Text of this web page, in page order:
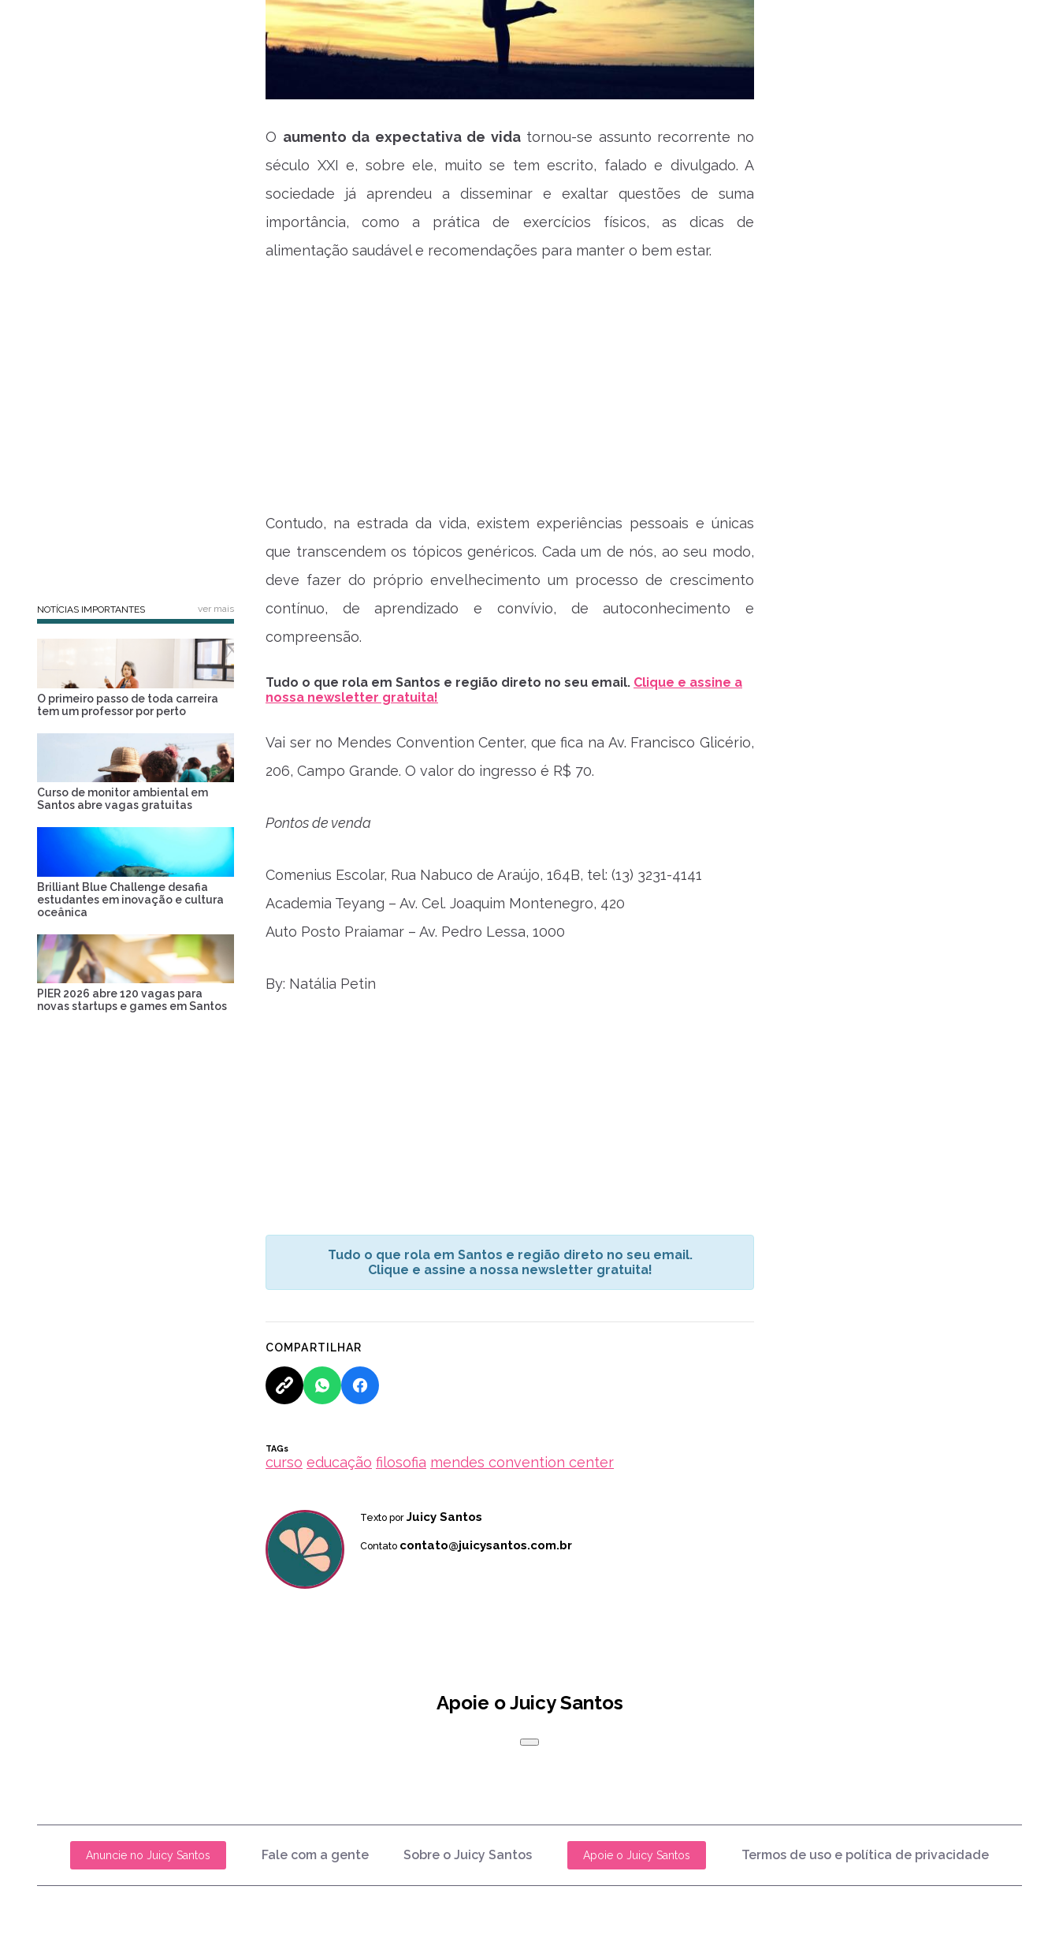
O aumento da expectativa de vidatornou-se assunto recorrente no
século XXI e, sobre ele, muito se tem escrito, falado e divulgado. A
sociedade já aprendeu a disseminar e exaltar questões de suma
importância, como a prática de exercícios físicos, as dicas de
alimentação saudável e recomendações para manter o bem estar.
Contudo, na estrada da vida, existem experiências pessoais e únicas
que transcendem os tópicos genéricos. Cada um de nós, ao seu modo,
deve fazer do próprio envelhecimento um processo de crescimento
contínuo, de aprendizado e convívio, de autoconhecimento e
compreensão.
Tudo o que rola em Santos e região direto no seu email. Clique e assine a
nossa newsletter gratuita!
Vai ser no Mendes Convention Center, que fica na Av. Francisco Glicério,
206, Campo Grande. O valor do ingresso é R$ 70.
Pontos de venda
Comenius Escolar, Rua Nabuco de Araújo, 164B, tel: (13) 3231-4141
Academia Teyang – Av. Cel. Joaquim Montenegro, 420
Auto Posto Praiamar – Av. Pedro Lessa, 1000
By: Natália Petin
Tudo o que rola em Santos e região direto no seu email.
Clique e assine a nossa newsletter gratuita!
COMPARTILHAR
TAGs
curso educação filosofia mendes convention center
Texto por Juicy Santos
Contato contato@juicysantos.com.br
NOTÍCIAS IMPORTANTES ver mais
O primeiro passo de toda carreira
tem um professor por perto
Curso de monitor ambiental em
Santos abre vagas gratuitas
Brilliant Blue Challenge desafia
estudantes em inovação e cultura
oceânica
PIER 2026 abre 120 vagas para
novas startups e games em Santos
Apoie o Juicy Santos
Anuncie no Juicy Santos Fale com a gente Sobre o Juicy Santos Apoie o Juicy Santos Termos de uso e política de privacidade